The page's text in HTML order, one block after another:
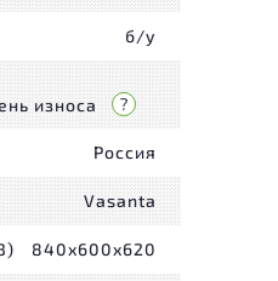
б/у
износа
Россия
Vasanta
840x600x620